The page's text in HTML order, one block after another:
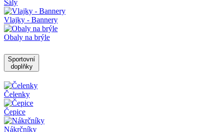
Šály
Vlajky - Bannery
Obaly na brýle
Sportovní
doplňky
Čelenky
Čepice
Nákrčníky